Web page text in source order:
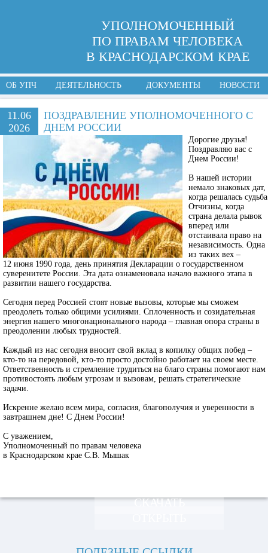
УПОЛНОМОЧЕННЫЙ
ПО ПРАВАМ ЧЕЛОВЕКА
В КРАСНОДАРСКОМ КРАЕ
ОБ УПЧ ДЕЯТЕЛЬНОСТЬ ДОКУМЕНТЫ НОВОСТИ
11.06
2026
ПОЗДРАВЛЕНИЕ УПОЛНОМОЧЕННОГО С
ДНЕМ РОССИИ
Дорогие друзья!
Поздравляю вас с
Днем России!
В нашей истории
немало знаковых дат,
когда решалась судьба
Отчизны, когда
страна делала рывок
вперед или
отстаивала право на
независимость. Одна
из таких вех –
12 июня 1990 года, день принятия Декларации о государственном
суверенитете России. Эта дата ознаменовала начало важного этапа в
развитии нашего государства.
Сегодня перед Россией стоят новые вызовы, которые мы сможем
преодолеть только общими усилиями. Сплоченность и созидательная
энергия нашего многонационального народа – главная опора страны в
преодолении любых трудностей.
Каждый из нас сегодня вносит свой вклад в копилку общих побед –
кто-то на передовой, кто-то просто достойно работает на своем месте.
Ответственность и стремление трудиться на благо страны помогают нам
противостоять любым угрозам и вызовам, решать стратегические
задачи.
Искренне желаю всем мира, согласия, благополучия и уверенности в
завтрашнем дне! С Днем России!
С уважением,
Уполномоченный по правам человека
в Краснодарском крае С.В. Мышак
СКАЧАТЬ